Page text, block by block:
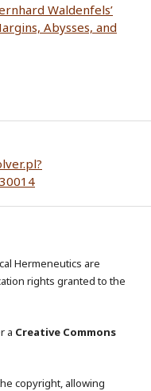
Waldenfels’
Abysses, and
Hermeneutics are
rights granted to the
a Creative Commons
copyright, allowing